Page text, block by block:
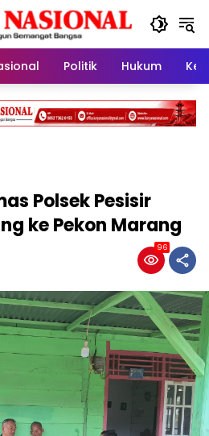
Politik Hukum
Polsek Pesisir
ke Pekon Marang
96